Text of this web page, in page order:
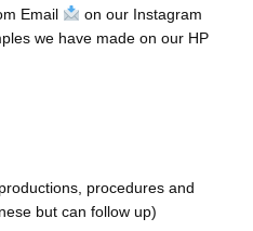
Email
on our Instagram
we have made on our HP
procedures and
but can follow up)